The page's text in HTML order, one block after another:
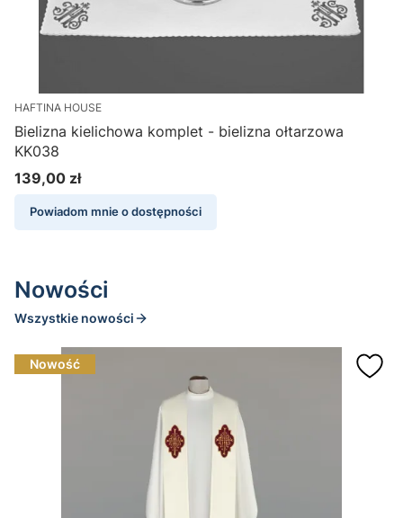
HAFTINA HOUSE
Bielizna kielichowa komplet - bielizna ołtarzowa
KK038
Cena
139,00 zł
Powiadom mnie o dostępności
Nowości
Wszystkie nowości
Nowość